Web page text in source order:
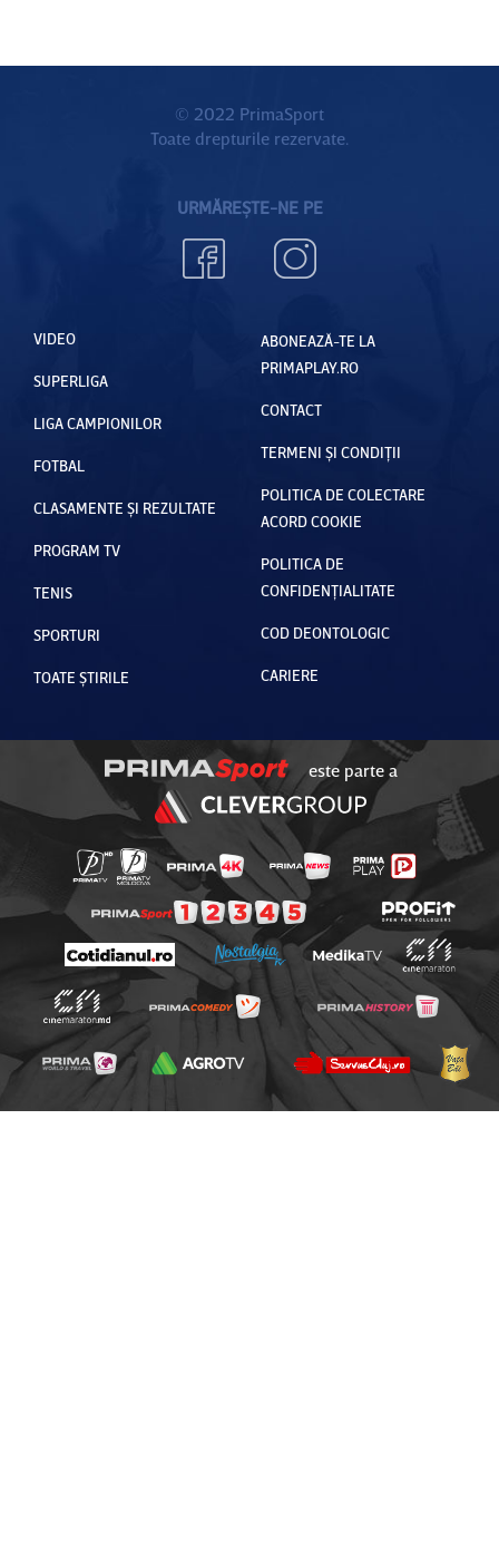
© 2022 PrimaSport
Toate drepturile rezervate.
URMĂREȘTE-NE PE
VIDEO
SUPERLIGA
LIGA CAMPIONILOR
FOTBAL
CLASAMENTE ȘI REZULTATE
PROGRAM TV
TENIS
SPORTURI
TOATE ȘTIRILE
ABONEAZĂ-TE LA
PRIMAPLAY.RO
CONTACT
TERMENI ȘI CONDIȚII
POLITICA DE COLECTARE
ACORD COOKIE
POLITICA DE
CONFIDENȚIALITATE
COD DEONTOLOGIC
CARIERE
este parte a